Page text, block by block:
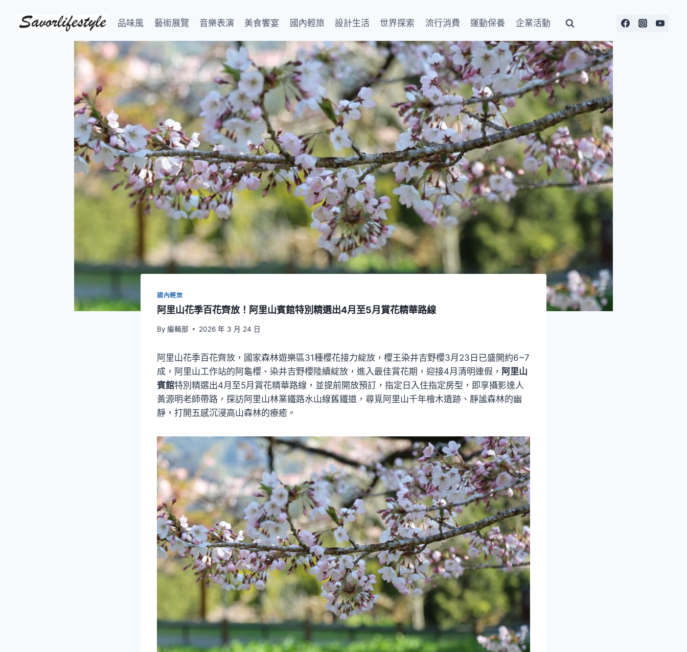
品味風 藝術展覽 音樂表演 美食饗宴 國內輕旅 設計生活 世界探索 流行消費 運動保養 企業活動
國內輕旅
阿里山花季百花齊放！阿里山賓館特別精選出4月至5月賞花精華路線
By 編輯部 2026 年 3 月 24 日
阿里山花季百花齊放，國家森林遊樂區31種櫻花接力綻放，櫻王染井吉野櫻3月23日已盛開約6~7
成，阿里山工作站的阿龜櫻、染井吉野櫻陸續綻放，進入最佳賞花期，迎接4月清明連假， 阿里山
賓館特別精選出4月至5月賞花精華路線，並提前開放預訂，指定日入住指定房型，即享攝影達人
黃源明老師帶路，探訪阿里山林業鐵路水山線舊鐵道，尋覓阿里山千年檜木遺跡、靜謐森林的幽
靜，打開五感沉浸高山森林的療癒。